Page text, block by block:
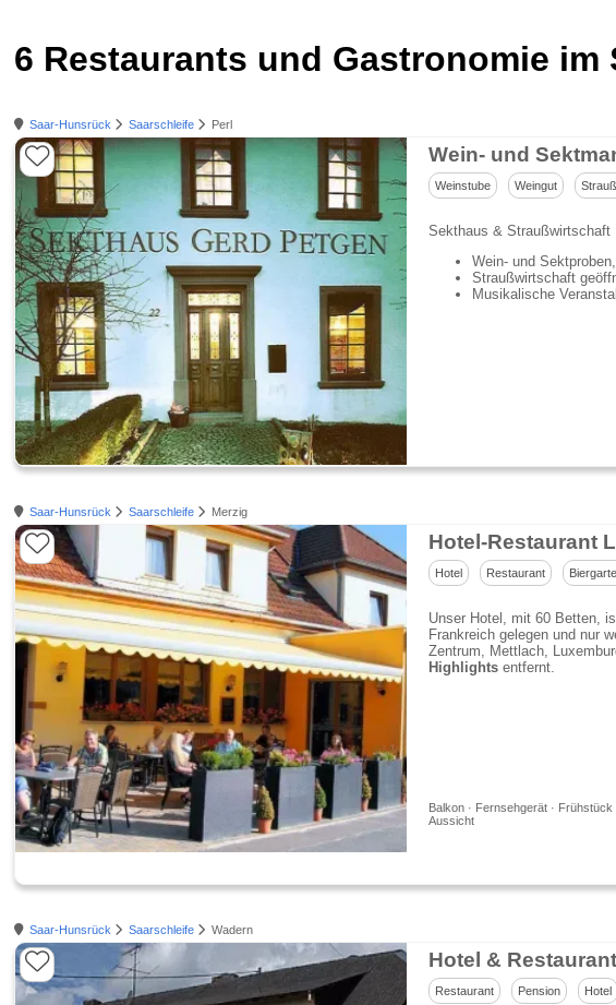
6 Restaurants und Gastronomie im
Saar-Hunsrück Saarschleife Perl
Weinstube Weingut
Sekthaus & Straußwirtschaft
Wein- und
Straußwirtschaft
Musikalische
Saar-Hunsrück Saarschleife Merzig
Hotel-Restaurant
Hotel Restaurant
Unser Hotel, mit 60 Betten,
Frankreich gelegen und nur
Zentrum, Mettlach,
Highlightsentfernt.
Balkon · Fernsehgerät · Frühstück
Aussicht
Saar-Hunsrück Saarschleife Wadern
Hotel &
Restaurant Pension Hotel